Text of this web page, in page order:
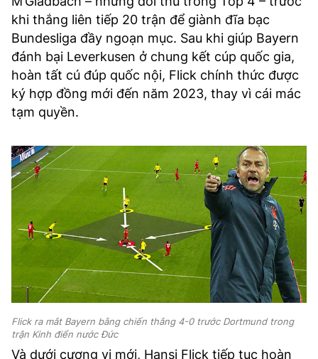
khi thắng liên tiếp 20 trận để giành đĩa bạc
Bundesliga đầy ngoạn mục. Sau khi giúp Bayern
đánh bại Leverkusen ở chung kết cúp quốc gia,
hoàn tất cú đúp quốc nội, Flick chính thức được
ký hợp đồng mới đến năm 2023, thay vì cái mác
tạm quyền.
Flick ra mắt Bayern bằng chiến thắng 4-0 trước Dortmund trong
trận Kinh điển nước Đức
Và dưới cương vị mới, Hansi Flick tiếp tục hoàn